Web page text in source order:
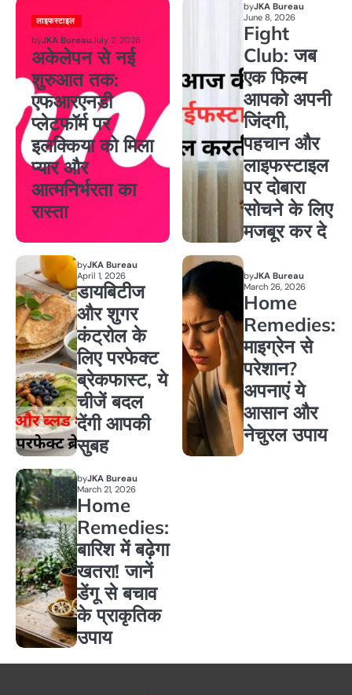
लाइफस्टाइल
byJKA BureauJuly 2, 2026
अकेलेपन से नई
शुरुआत तक:
एफआरएनडी
प्लेटफॉर्म पर
इलक्किया को मिला
प्यार और
आत्मनिर्भरता का
रास्ता
byJKA Bureau
June 8, 2026
Fight
Club: जब
एक फिल्म
आपको अपनी
जिंदगी,
पहचान और
लाइफस्टाइल
पर दोबारा
सोचने के लिए
मजबूर कर दे
byJKA Bureau
April 1, 2026
डायबिटीज
और शुगर
कंट्रोल के
लिए परफेक्ट
ब्रेकफास्ट, ये
चीजें बदल
देंगी आपकी
सुबह
byJKA Bureau
March 26, 2026
Home
Remedies:
माइग्रेन से
परेशान?
अपनाएं ये
आसान और
नेचुरल उपाय
byJKA Bureau
March 21, 2026
Home
Remedies:
बारिश में बढ़ेगा
खतरा! जानें
डेंगू से बचाव
के प्राकृतिक
उपाय